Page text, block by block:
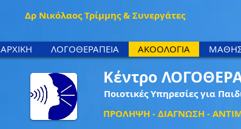
Δρ Νικόλαος Τρίμμης & Συνεργάτες
ΑΡΧΙΚΗ ΛΟΓΟΘΕΡΑΠΕΙΑ ΑΚΟΟΛΟΓΙΑ
Κέντρο
Ποιοτικές Υπηρεσίες για
ΠΡΟΛΗΨΗ - ΔΙΑΓΝΩΣΗ -